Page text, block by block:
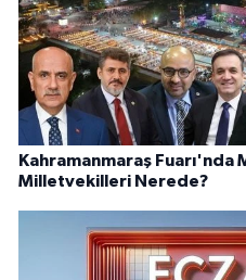
Kahramanmaraş Fuarı'nda
Milletvekilleri Nerede?